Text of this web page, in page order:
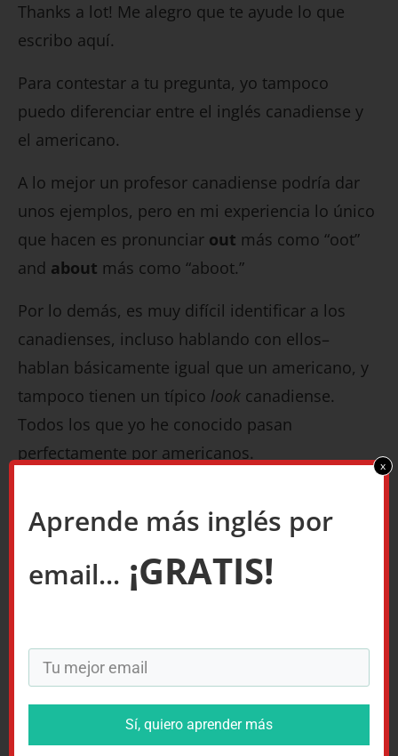
Thanks a lot! Me alegro que te ayude lo que
escribo aquí.
Para contestar a tu pregunta, yo tampoco
puedo diferenciar entre el inglés canadiense y
el americano.
A lo mejor un profesor canadiense podría dar
unos ejemplos, pero en mi experiencia lo único
que hacen es pronunciar out más como “oot”
and about más como “aboot.”
Por lo demás, es muy difícil identificar a los
canadienses, incluso hablando con ellos–
hablan básicamente igual que un americano, y
tampoco tienen un típico look canadiense.
Todos los que yo he conocido pasan
perfectamente por americanos.
Daniel.
P.D. Si quieres hacerme una pregunta, aquí
el inglés británico y americano
Aprende más inglés por
email... ¡GRATIS!
Sí, quiero aprender más
x